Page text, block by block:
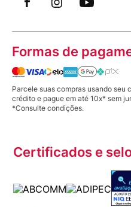
Formas de
Parcele suas compras usando seu
crédito e pague em até 10x* sem
*Consulte condições.
Certificados e